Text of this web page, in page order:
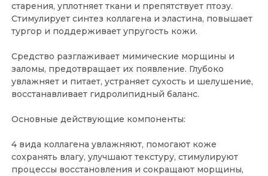
старения, уплотняет ткани и препятствует птозу.
Стимулирует синтез коллагена и эластина, повышает
тургор и поддерживает упругость кожи.
Средство разглаживает мимические морщины и
заломы, предотвращает их появление. Глубоко
увлажняет и питает, устраняет сухость и шелушение,
восстанавливает гидролипидный баланс.
Основные действующие компоненты:
4 вида коллагена увлажняют, помогают коже
сохранять влагу, улучшают текстуру, стимулируют
процессы восстановления и сокращают морщины,